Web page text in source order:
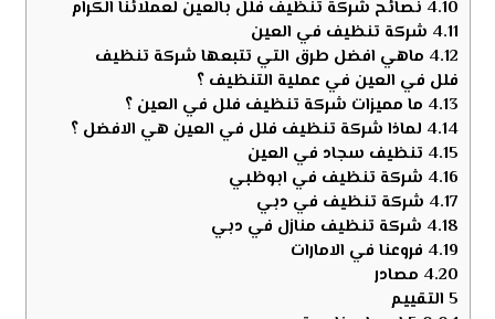
4.10 نصائح شركة تنظيف فلل بالعين لعملائنا الكرام
4.11 شركة تنظيف في العين
4.12 ماهي افضل طرق التي تتبعها شركة تنظيف
فلل في العين في عملية التنظيف ؟
4.13 ما مميزات شركة تنظيف فلل في العين ؟
4.14 لماذا شركة تنظيف فلل في العين هي الافضل ؟
4.15 تنظيف سجاد في العين
4.16 شركة تنظيف في ابوظبي
4.17 شركة تنظيف في دبي
4.18 شركة تنظيف منازل في دبي
4.19 فروعنا في الامارات
4.20 مصادر
5 التقييم